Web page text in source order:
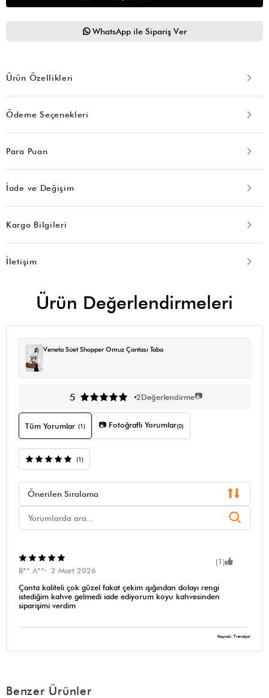
WhatsApp ile Sipariş Ver
Ürün Özellikleri
Ödeme Seçenekleri
Para Puan
İade ve Değişim
Kargo Bilgileri
İletişim
Ürün Değerlendirmeleri
Veneta Süet Shopper Omuz Çantası Taba
5 2Değerlendirme📷
Tüm Yorumlar (1) 📷 Fotoğraflı Yorumlar(0)
(1)
Önerilen Sıralama
(1)
B** A**
2 Mart 2026
Çanta kaliteli çok güzel fakat çekim ışığından dolayı rengi
istediğim kahve gelmedi iade ediyorum koyu kahvesinden
siparişimi verdim
Kaynak: Trendyol
Benzer Ürünler